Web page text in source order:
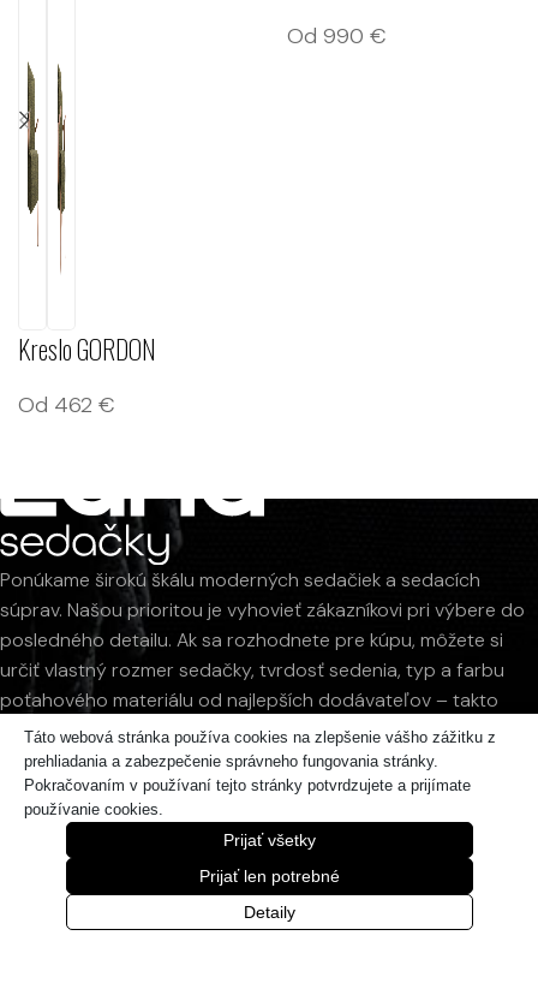
Kreslo GORDON
Od 462 €
Od 990 €
Ponúkame širokú škálu moderných sedačiek a sedacích
súprav. Našou prioritou je vyhovieť zákazníkovi pri výbere do
posledného detailu. Ak sa rozhodnete pre kúpu, môžete si
určiť vlastný rozmer sedačky, tvrdosť sedenia, typ a farbu
poťahového materiálu od najlepších dodávateľov – takto
vzniká Vaša nová sedačka. Ručná slovenská výroba, kvalitné
materiály a detailné spracovanie, odborná kontrola a rýchle
dodanie sú našimi hlavnými prioritami. Sortiment dopĺňajú
moderné a dizajnové stoličky, masívne stoly, jedálenské stoly
a postele s matracmi.
LIGHTPARK, 1. poschodie, Račianska 90, Bratislava
+421 905 284 044 (p. Csóka)
Táto webová stránka používa cookies na zlepšenie vášho zážitku z
prehliadania a zabezpečenie správneho fungovania stránky.
Pokračovaním v používaní tejto stránky potvrdzujete a prijímate
používanie cookies.
Prijať všetky
Prijať len potrebné
Detaily